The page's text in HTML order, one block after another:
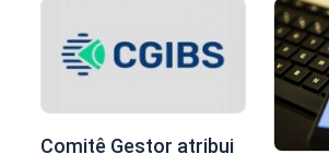
Comitê Gestor atribui